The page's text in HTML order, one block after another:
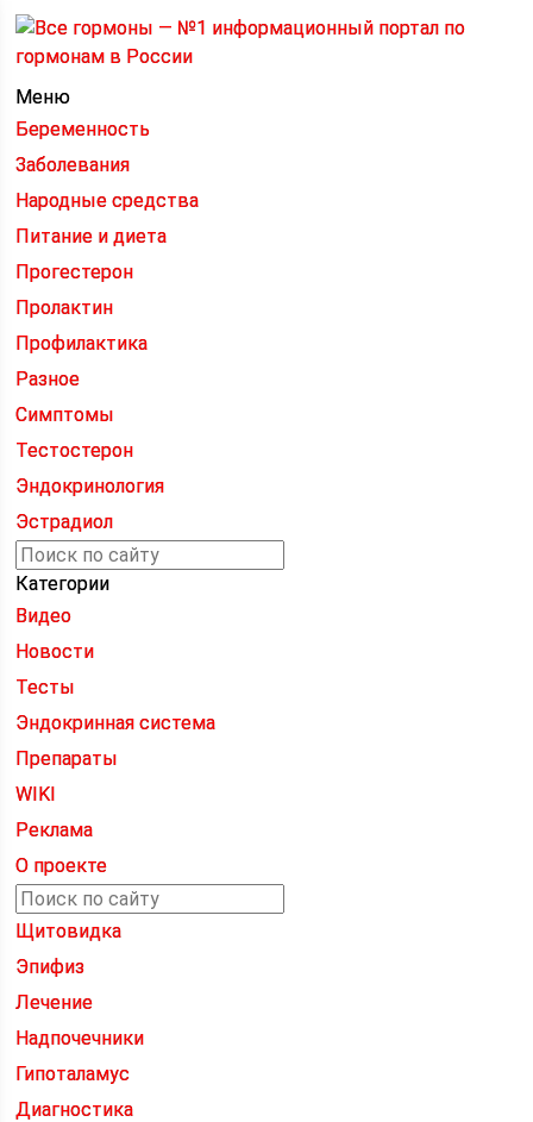
Меню
Беременность
Заболевания
Народные средства
Питание и диета
Прогестерон
Пролактин
Профилактика
Разное
Симптомы
Тестостерон
Эндокринология
Эстрадиол
Категории
Видео
Новости
Тесты
Эндокринная система
Препараты
WIKI
Реклама
О проекте
Щитовидка
Эпифиз
Лечение
Надпочечники
Гипоталамус
Диагностика